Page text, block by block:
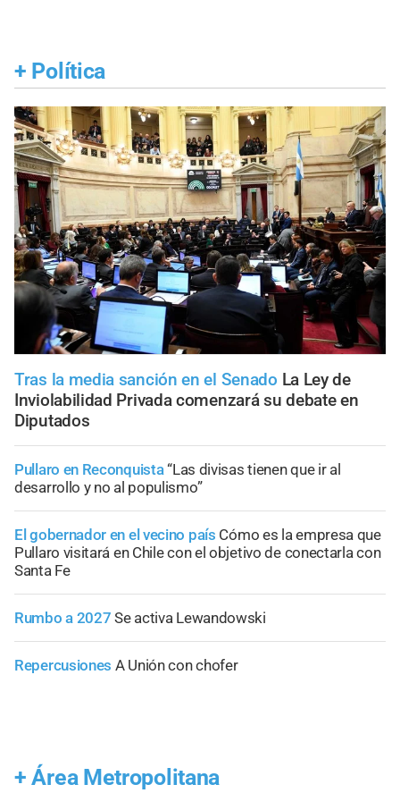
+ Política
Tras la media sanción en el Senado La Ley de
Inviolabilidad Privada comenzará su debate en
Diputados
Pullaro en Reconquista“Las divisas tienen que ir al
desarrollo y no al populismo”
El gobernador en el vecino país Cómo es la empresa que
Pullaro visitará en Chile con el objetivo de conectarla con
Santa Fe
Rumbo a 2027 Se activa Lewandowski
Repercusiones A Unión con chofer
+ Área Metropolitana